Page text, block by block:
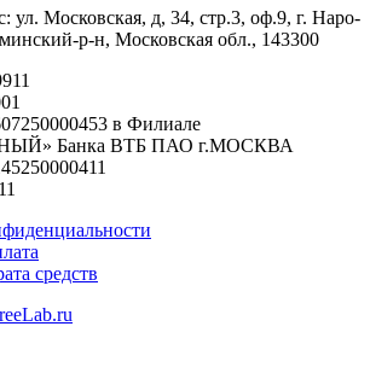
ул. Московская, д, 34, стр.3, оф.9, г. Наро-
р-н, Московская обл., 143300
в Филиале
Банка ВТБ ПАО г.МОСКВА
средств